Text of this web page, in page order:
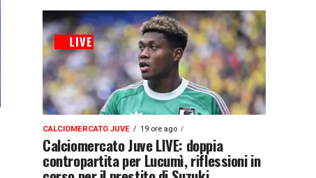
CALCIOMERCATO JUVE 19 ore ago
Calciomercato Juve LIVE: doppia
contropartita per Lucumì, riflessioni in